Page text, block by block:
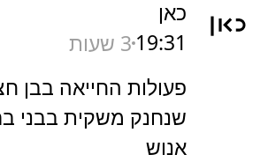
כאן
19:31 3 שעות
פעולות החייאה בבן
שנחנק משקית בבני
אנוש